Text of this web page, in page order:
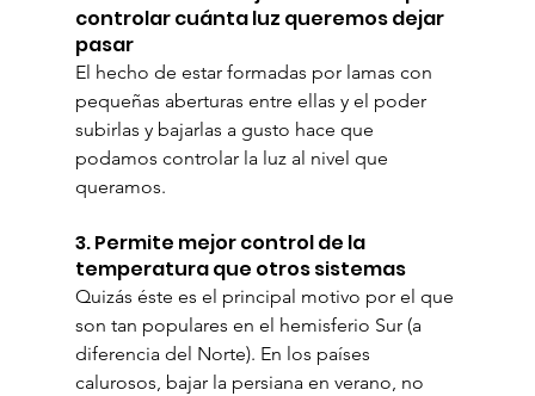
controlar cuánta luz queremos dejar
pasar
El hecho de estar formadas por lamas con
pequeñas aberturas entre ellas y el poder
subirlas y bajarlas a gusto hace que
podamos controlar la luz al nivel que
queramos.
3. Permite mejor control de la
temperatura que otros sistemas
Quizás éste es el principal motivo por el que
son tan populares en el hemisferio Sur (a
diferencia del Norte). En los países
calurosos, bajar la persiana en verano, no